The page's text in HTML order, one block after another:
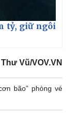
tỷ, giữ ngôi
Thư Vũ/VOV.VN
bão” phòng vé